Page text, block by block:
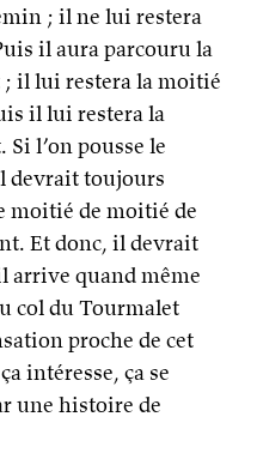
; il ne lui restera
il aura parcouru la
il lui restera la moitié
il lui restera la
l’on pousse le
devrait toujours
moitié de moitié de
Et donc, il devrait
arrive quand même
col du Tourmalet
proche de cet
intéresse, ça se
une histoire de